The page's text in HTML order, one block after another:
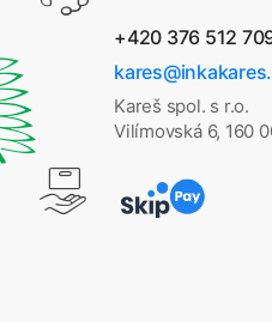
+420 376 512
Kareš spol. s r.o.
Vilímovská 6, 160